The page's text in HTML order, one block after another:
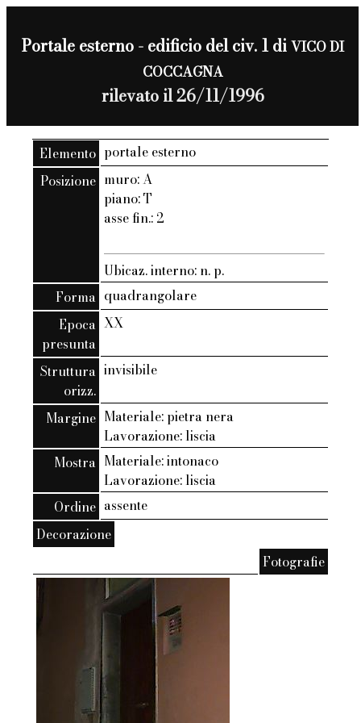
Portale esterno - edificio del civ. 1 diVICO DI
COCCAGNA
rilevato il 26/11/1996
Elemento portale esterno
Posizione muro: A
piano: T
asse fin.: 2
Ubicaz. interno: n. p.
Forma quadrangolare
Epoca
presunta
XX
Struttura
orizz.
invisibile
Margine Materiale: pietra nera
Lavorazione: liscia
Mostra Materiale: intonaco
Lavorazione: liscia
Ordine assente
Decorazione
Fotografie